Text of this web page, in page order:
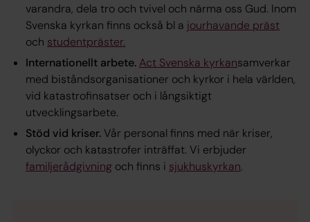
varandra, dela tro och tvivel och närma oss Gud. Inom
Svenska kyrkan finns också bl a jourhavande präst
och studentpräster.
Internationellt arbete. Act Svenska kyrkansamverkar
med biståndsorganisationer och kyrkor i hela världen,
vid katastrofinsatser och i långsiktigt
utvecklingsarbete.
Stöd vid kriser. Vår personal finns med när kriser,
olyckor och katastrofer inträffat. Vi erbjuder
familjerådgivning och finns i sjukhuskyrkan.